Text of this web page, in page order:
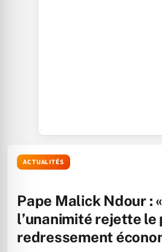
ACTUALITÉS
Pape Malick Ndour : «
l’unanimité rejette le
redressement